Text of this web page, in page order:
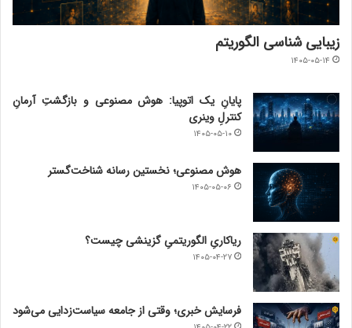
زیبایی شناسی الگوریتم
۱۴۰۵-۰۵-۱۴
پایانِ یک اتوپیا: هوش مصنوعی و بازگشتِ آرمانِ
کنترلِ وینری
۱۴۰۵-۰۵-۱۰
هوش مصنوعی؛ نخستین رسانه شناخت‌گستر
۱۴۰۵-۰۵-۰۶
ریاکاریِ الگوریتمیِ گزینشی چیست؟
۱۴۰۵-۰۴-۲۷
فرسایش خبری؛ وقتی از جامعه سیاست‌زدایی می‌شود